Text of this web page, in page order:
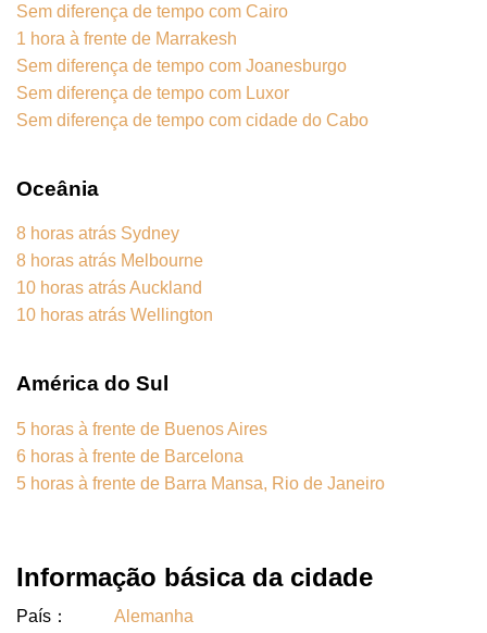
Sem diferença de tempo com Cairo
1 hora à frente de Marrakesh
Sem diferença de tempo com Joanesburgo
Sem diferença de tempo com Luxor
Sem diferença de tempo com cidade do Cabo
Oceânia
8 horas atrás Sydney
8 horas atrás Melbourne
10 horas atrás Auckland
10 horas atrás Wellington
América do Sul
5 horas à frente de Buenos Aires
6 horas à frente de Barcelona
5 horas à frente de Barra Mansa, Rio de Janeiro
Informação básica da cidade
País：
Alemanha